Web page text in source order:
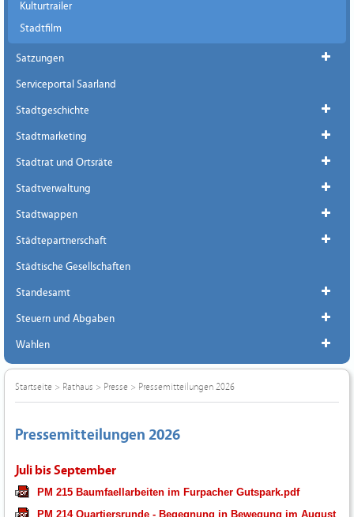
Kulturtrailer
Stadtfilm
Satzungen
Serviceportal Saarland
Stadtgeschichte
Stadtmarketing
Stadtrat und Ortsräte
Stadtverwaltung
Stadtwappen
Städtepartnerschaft
Städtische Gesellschaften
Standesamt
Steuern und Abgaben
Wahlen
Startseite > Rathaus > Presse > Pressemitteilungen 2026
Pressemitteilungen 2026
Juli bis September
PM 215 Baumfaellarbeiten im Furpacher Gutspark.pdf
PM 214 Quartiersrunde - Begegnung in Bewegung im August